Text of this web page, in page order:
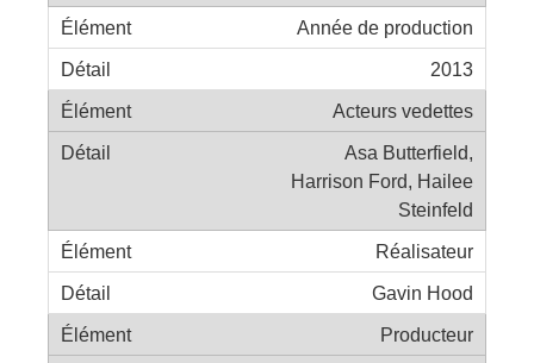
Année de production
2013
Acteurs vedettes
Asa Butterfield,
Harrison Ford, Hailee
Steinfeld
Réalisateur
Gavin Hood
Producteur